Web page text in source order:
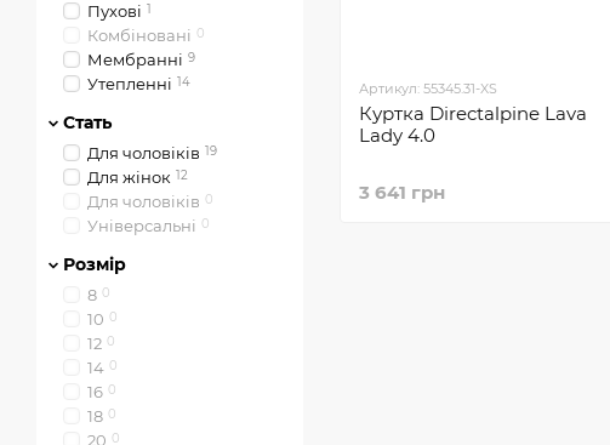
Артикул: 55345.31-XS
Куртка Directalpine Lava
Lady 4.0
3 641 грн
Пухові 1
Комбіновані 0
Мембранні 9
Утепленні 14
Стать
Для чоловіків 19
Для жінок 12
Для чоловiкiв 0
Універсальні 0
Розмір
8 0
10 0
12 0
14 0
16 0
18 0
20 0